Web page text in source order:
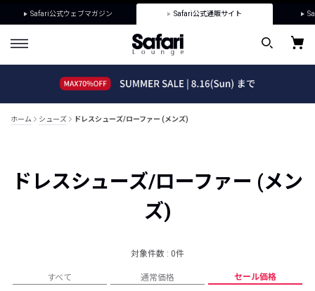
Safari公式ウェブマガジン Safari公式通販サイト
ホーム シューズ ドレスシューズ/ローファー (メンズ)
ドレスシューズ/ローファー (メン
ズ)
対象件数 : 0件
すべて 通常価格 セール価格